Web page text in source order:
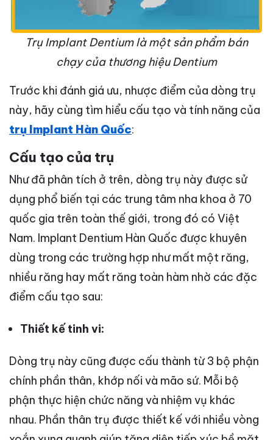
Trụ Implant Dentium là một sản phẩm bán
chạy của thương hiệu Dentium
Trước khi đánh giá ưu, nhược điểm của dòng trụ
này, hãy cùng tìm hiểu cấu tạo và tính năng của
trụ Implant Hàn Quốc:
Cấu tạo của trụ
Như đã phân tích ở trên, dòng trụ này được sử
dụng phổ biến tại các trung tâm nha khoa ở 70
quốc gia trên toàn thế giới, trong đó có Việt
Nam. Implant Dentium Hàn Quốc được khuyên
dùng trong các trường hợp như mất một răng,
nhiều răng hay mất răng toàn hàm nhờ các đặc
điểm cấu tạo sau:
Thiết kế tinh vi:
Dòng trụ này cũng được cấu thành từ 3 bộ phận
chính phần thân, khớp nối và mão sứ. Mỗi bộ
phận thực hiện chức năng và nhiệm vụ khác
nhau. Phần thân trụ được thiết kế với nhiều vòng